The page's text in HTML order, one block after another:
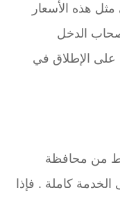
هذه الأسعار
الدخل
على الإطلاق في
من محافظة
كاملة . فإذا